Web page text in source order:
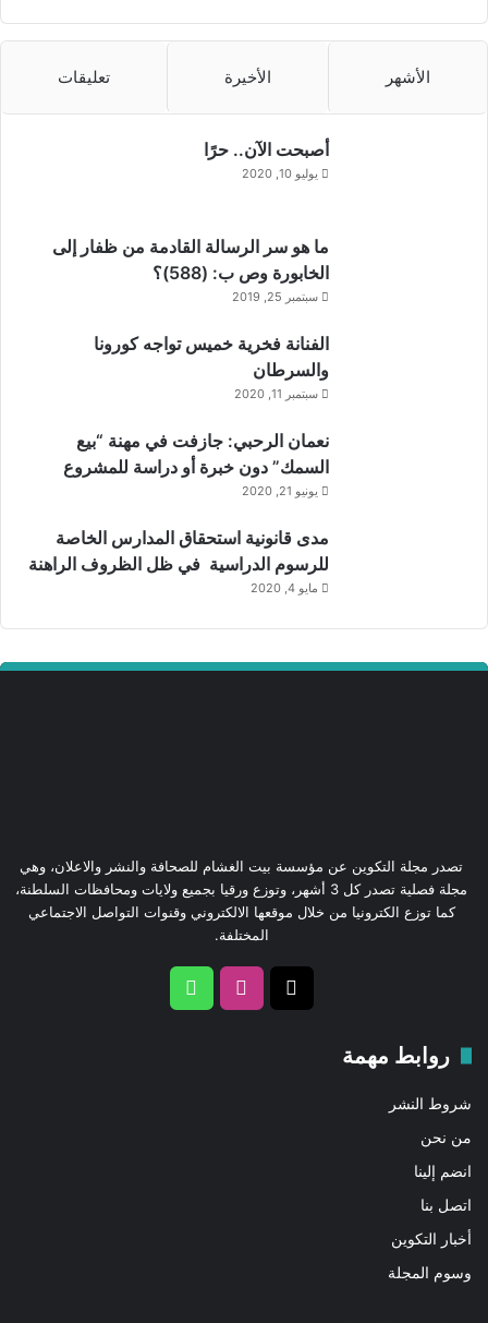
الأشهر الأخيرة تعليقات
أصبحت الآن.. حرًا
يوليو 10, 2020
ما هو سر الرسالة القادمة من ظفار إلى
الخابورة وص ب: (588)؟
سبتمبر 25, 2019
الفنانة فخرية خميس تواجه كورونا
والسرطان
سبتمبر 11, 2020
نعمان الرحبي: جازفت في مهنة “بيع
السمك” دون خبرة أو دراسة للمشروع
يونيو 21, 2020
مدى قانونية استحقاق المدارس الخاصة
للرسوم الدراسية في ظل الظروف الراهنة
مايو 4, 2020
تصدر مجلة التكوين عن مؤسسة بيت الغشام للصحافة والنشر والاعلان، وهي
مجلة فصلية تصدر كل 3 أشهر، وتوزع ورقيا بجميع ولايات ومحافظات السلطنة،
كما توزع الكترونيا من خلال موقعها الالكتروني وقنوات التواصل الاجتماعي
المختلفة.
انستقرام
روابط مهمة
شروط النشر
من نحن
انضم إلينا
اتصل بنا
أخبار التكوين
وسوم المجلة